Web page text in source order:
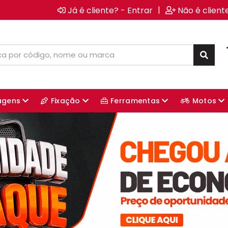
Já é cliente? - Entrar | Não é
Fixação Ferramentas Motos